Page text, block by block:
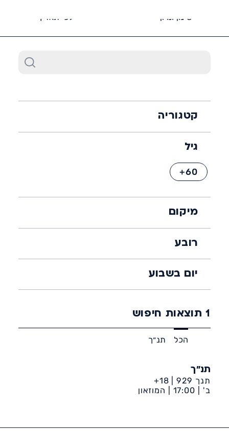
סינון ומיון לפי תאריך
קטגוריה
גיל
60+
מיקום
רובע
יום בשבוע
1תוצאות חיפוש
הכל תנ״ך
תנ״ך
תנך 929 | 18+
ב' | 17:00 |
המוזאון